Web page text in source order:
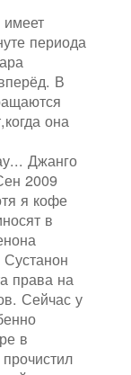
имеет
периода
В
она
Джанго
2009
я кофе
в
права на
Сейчас у
в